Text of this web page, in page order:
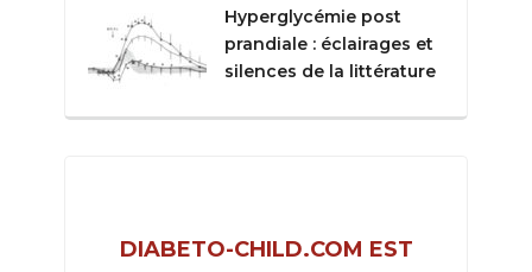
Hyperglycémie post
prandiale : éclairages et
silences de la littérature
DIABETO-CHILD.COM EST